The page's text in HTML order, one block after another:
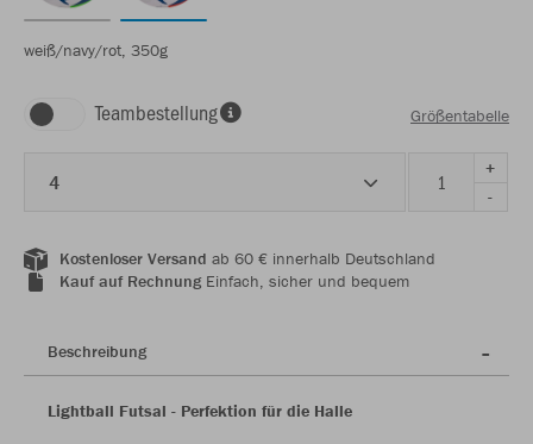
weiß/navy/rot, 350g
Teambestellung Größentabelle
4
+
-
Kostenloser Versand ab 60 € innerhalb Deutschland
Kauf auf RechnungEinfach, sicher und bequem
Beschreibung
Lightball Futsal - Perfektion für die Halle